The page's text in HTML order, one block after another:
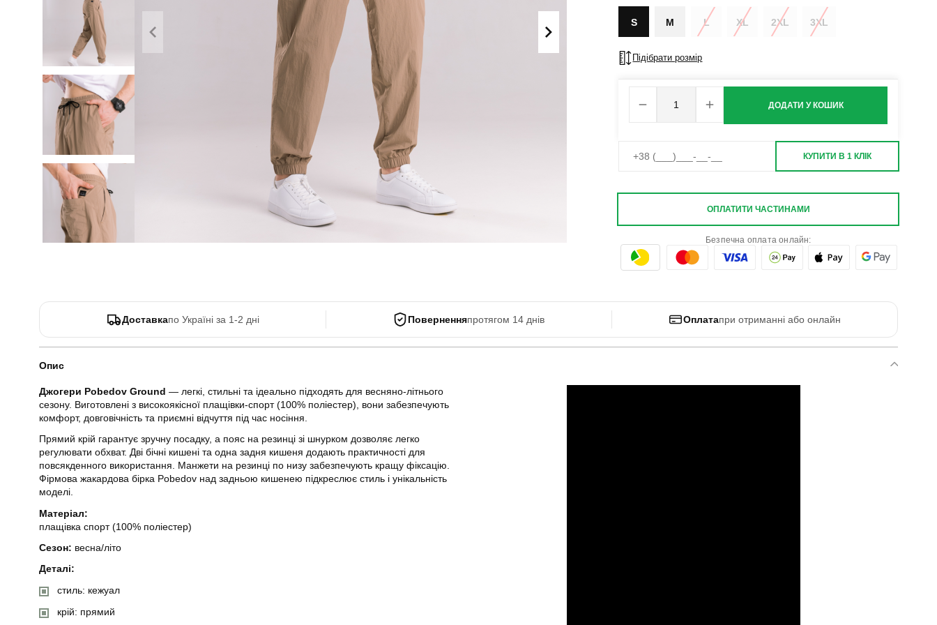
Літні комплекти
Комбінезони
Спортивні
костюми
Кежуал
S M L XL 2XL 3XL
Підібрати розмір
ДОДАТИ У КОШИК
КУПИТИ В 1 КЛІК
ОПЛАТИТИ ЧАСТИНАМИ
Безпечна оплата онлайн:
Доставкапо Україні за 1-2 дні Поверненняпротягом 14 днів Оплатапри отриманні або онлайн
Опис
Джогери Pobedov Ground — легкі, стильні та ідеально підходять для весняно-літнього
сезону. Виготовлені з високоякісної плащівки-спорт (100% поліестер), вони забезпечують
комфорт, довговічність та приємні відчуття під час носіння.
Прямий крій гарантує зручну посадку, а пояс на резинці зі шнурком дозволяє легко
регулювати обхват. Дві бічні кишені та одна задня кишеня додають практичності для
повсякденного використання. Манжети на резинці по низу забезпечують кращу фіксацію.
Фірмова жакардова бірка Pobedov над задньою кишенею підкреслює стиль і унікальність
моделі.
Матеріал:
плащівка спорт (100% поліестер)
Сезон: весна/літо
Деталі:
стиль: кежуал
крій: прямий